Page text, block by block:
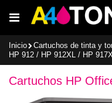
al
contenido
Inicio Cartuchos de tinta y
HP 912 / HP 912XL / HP
Cartuchos HP